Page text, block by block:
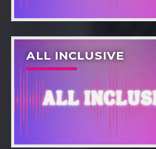
ALL INCLUSIVE